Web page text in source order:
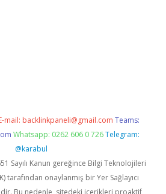
mail: backlinkpaneli@gmail.com Teams:
Whatsapp: 0262 606 0 726 Telegram:
@karabul
Sayılı Kanun gereğince Bilgi Teknolojileri
tarafından onaylanmış bir Yer Sağlayıcı
Bu nedenle, sitedeki içerikleri proaktif